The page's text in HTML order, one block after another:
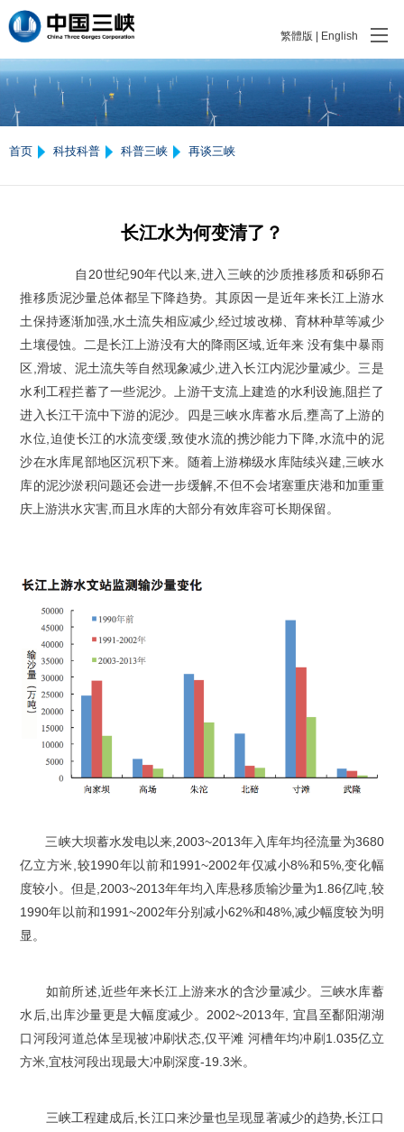
繁體版 English
首页 科技科普 科普三峡 再谈三峡
长江水为何变清了？
自20世纪90年代以来,进入三峡的沙质推移质和砾卵石
推移质泥沙量总体都呈下降趋势。其原因一是近年来长江上游水
土保持逐渐加强,水土流失相应减少,经过坡改梯、育林种草等减少
土壤侵蚀。二是长江上游没有大的降雨区域,近年来 没有集中暴雨
区,滑坡、泥土流失等自然现象减少,进入长江内泥沙量减少。三是
水利工程拦蓄了一些泥沙。上游干支流上建造的水利设施,阻拦了
进入长江干流中下游的泥沙。四是三峡水库蓄水后,壅高了上游的
水位,迫使长江的水流变缓,致使水流的携沙能力下降,水流中的泥
沙在水库尾部地区沉积下来。随着上游梯级水库陆续兴建,三峡水
库的泥沙淤积问题还会进一步缓解,不但不会堵塞重庆港和加重重
庆上游洪水灾害,而且水库的大部分有效库容可长期保留。
三峡大坝蓄水发电以来,2003~2013年入库年均径流量为3680
亿立方米,较1990年以前和1991~2002年仅减小8%和5%,变化幅
度较小。但是,2003~2013年年均入库悬移质输沙量为1.86亿吨,较
1990年以前和1991~2002年分别减小62%和48%,减少幅度较为明
显。
如前所述,近些年来长江上游来水的含沙量减少。三峡水库蓄
水后,出库沙量更是大幅度减少。2002~2013年, 宜昌至鄱阳湖湖
口河段河道总体呈现被冲刷状态,仅平滩 河槽年均冲刷1.035亿立
方米,宜枝河段出现最大冲刷深度-19.3米。
三峡工程建成后,长江口来沙量也呈现显著减少的趋势,长江口